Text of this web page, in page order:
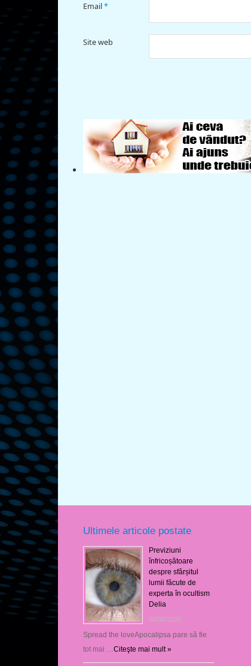
Email*
Site web
Ultimele articole postate
Previziuni
înfricoșătoare
despre sfârșitul
lumii făcute de
experta în ocultism
Delia
08/08/2026
Spread the loveApocalipsa pare să fie
tot mai … Citeşte mai mult »